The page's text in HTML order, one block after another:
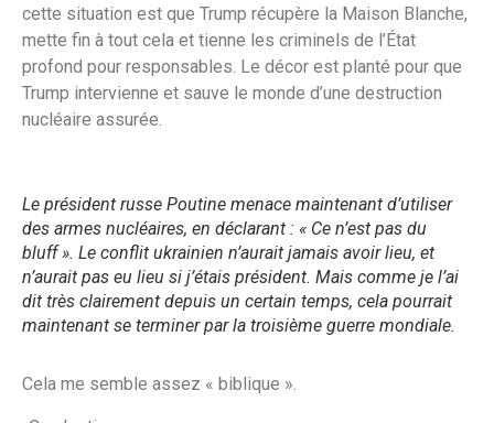
cette situation est que Trump récupère la Maison Blanche,
mette fin à tout cela et tienne les criminels de l’État
profond pour responsables. Le décor est planté pour que
Trump intervienne et sauve le monde d’une destruction
nucléaire assurée.
Le président russe Poutine menace maintenant d’utiliser
des armes nucléaires, en déclarant : « Ce n’est pas du
bluff ». Le conflit ukrainien n’aurait jamais avoir lieu, et
n’aurait pas eu lieu si j’étais président. Mais comme je l’ai
dit très clairement depuis un certain temps, cela pourrait
maintenant se terminer par la troisième guerre mondiale.
Cela me semble assez « biblique ».